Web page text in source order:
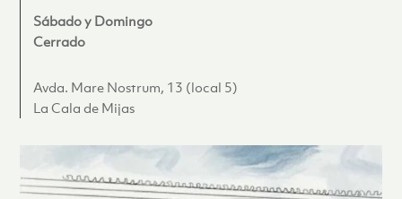
Sábado y Domingo
Cerrado
Avda. Mare Nostrum, 13 (local 5)
La Cala de Mijas